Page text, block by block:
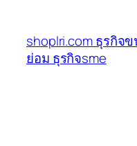
เนื้อหา
shoplri.com ธุรกิจ
ย่อม ธุรกิจsme